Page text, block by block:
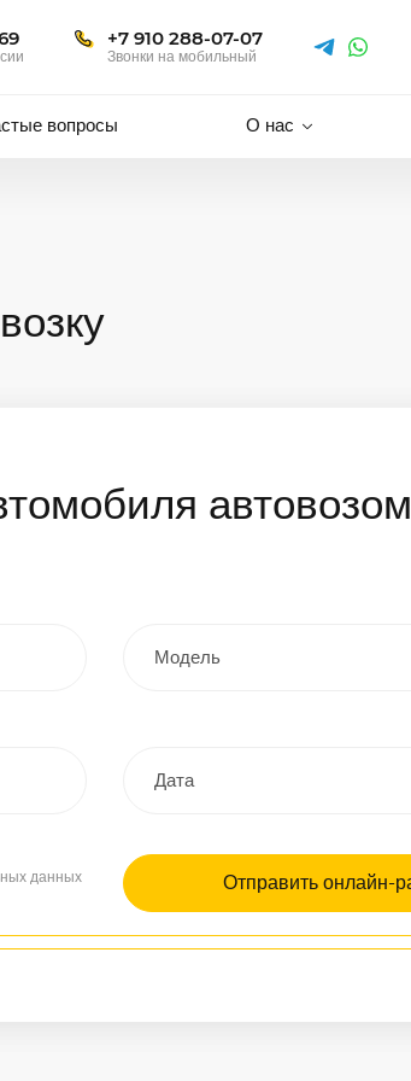
+7 910 288-07-07
Звонки на мобильный
вопросы О нас
автовозом
данных